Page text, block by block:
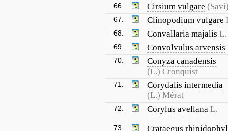
66. Cirsium vulgare
67. Clinopodium vulgare
68. Convallaria majalis L.
69. Convolvulus arvensis
70.
Conyza canadensis
(L.) Cronquist
71.
Corydalis intermedia
(L.) Mérat
72. Corylus avellana L.
73.
Crataegus